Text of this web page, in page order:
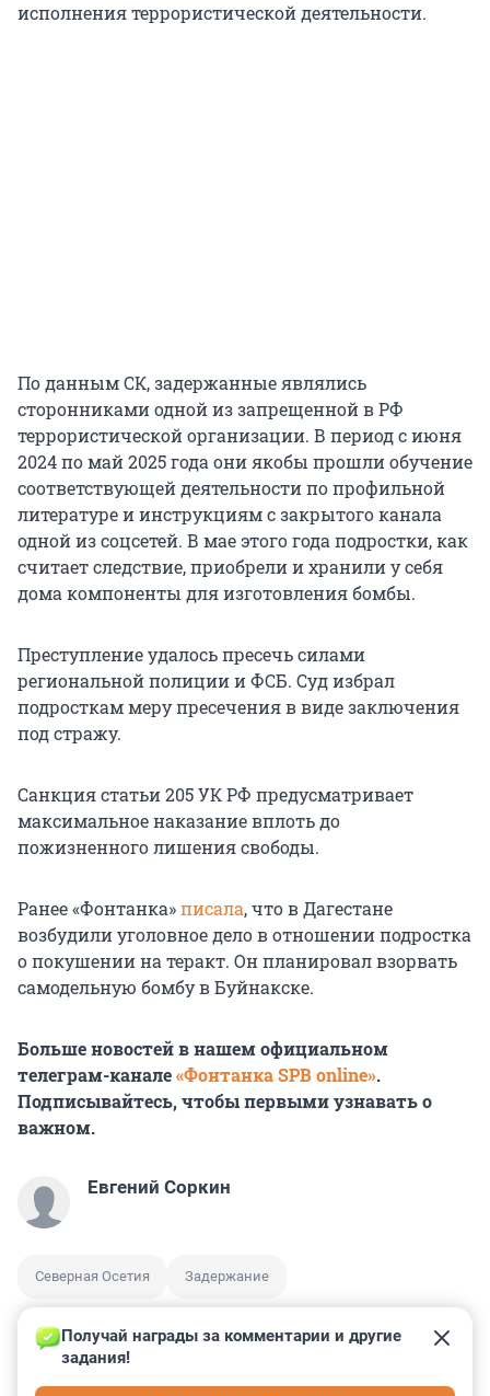
исполнения террористической деятельности.
По данным СК, задержанные являлись
сторонниками одной из запрещенной в РФ
террористической организации. В период с июня
2024 по май 2025 года они якобы прошли обучение
соответствующей деятельности по профильной
литературе и инструкциям с закрытого канала
одной из соцсетей. В мае этого года подростки, как
считает следствие, приобрели и хранили у себя
дома компоненты для изготовления бомбы.
Преступление удалось пресечь силами
региональной полиции и ФСБ. Суд избрал
подросткам меру пресечения в виде заключения
под стражу.
Санкция статьи 205 УК РФ предусматривает
максимальное наказание вплоть до
пожизненного лишения свободы.
Ранее «Фонтанка»писала, что в Дагестане
возбудили уголовное дело в отношении подростка
о покушении на теракт. Он планировал взорвать
самодельную бомбу в Буйнакске.
Больше новостей в нашем официальном
телеграм-канале«Фонтанка SPB online».
Подписывайтесь, чтобы первыми узнавать о
важном.
Евгений Соркин
Северная Осетия Задержание
Получай награды за комментарии и другие
задания!